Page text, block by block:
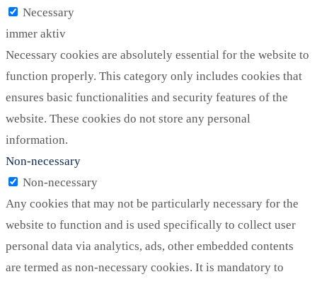
Necessary
immer aktiv
Necessary cookies are absolutely essential for the website to
function properly. This category only includes cookies that
ensures basic functionalities and security features of the
website. These cookies do not store any personal
information.
Non-necessary
Non-necessary
Any cookies that may not be particularly necessary for the
website to function and is used specifically to collect user
personal data via analytics, ads, other embedded contents
are termed as non-necessary cookies. It is mandatory to